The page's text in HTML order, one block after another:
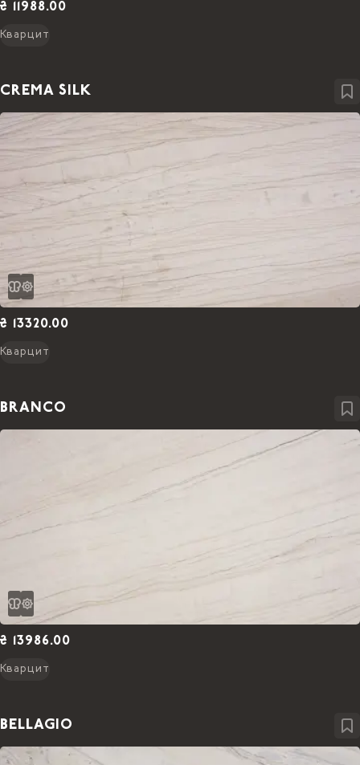
₴ 11988.00
Кварцит
CREMA SILK
₴ 13320.00
Кварцит
BRANCO
₴ 13986.00
Кварцит
BELLAGIO